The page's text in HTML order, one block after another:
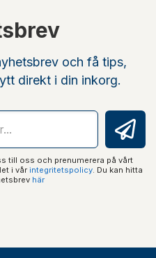
och få tips,
direkt i din inkorg.
till oss och prenumerera på vårt
i vår integritetspolicy. Du kan hitta
här